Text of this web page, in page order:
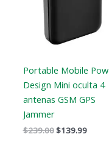
Portable Mobile
Design Mini oculta 4
antenas GSM GPS
Jammer
$239.00$139.99